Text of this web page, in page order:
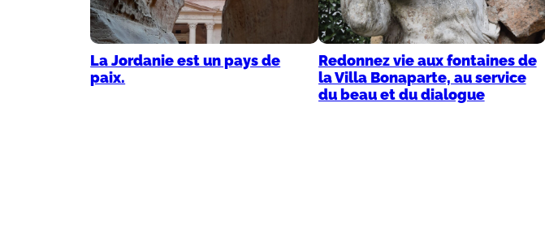
La Jordanie est un pays de
paix.
Redonnez vie aux fontaines de
la Villa Bonaparte, au service
du beau et du dialogue